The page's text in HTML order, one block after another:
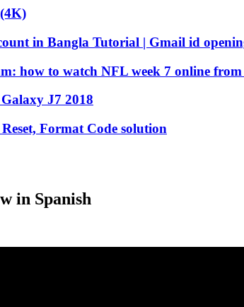
in Bangla Tutorial | Gmail id
how to watch NFL week 7 online
J7 2018
Format Code solution
in Spanish